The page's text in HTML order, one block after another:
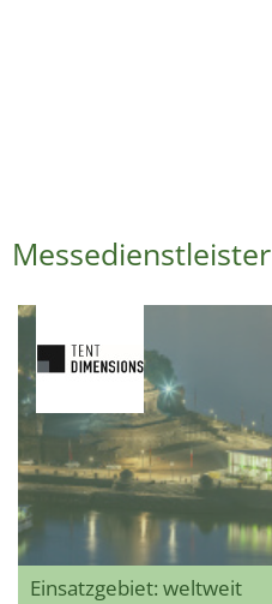
Messedienstleister
Einsatzgebiet: weltweit